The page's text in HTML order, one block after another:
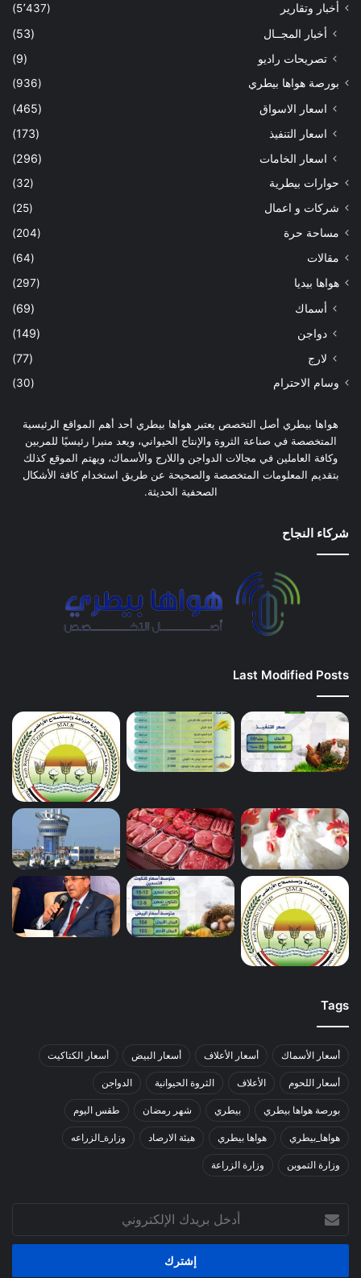
أخبار وتقارير
(5٬437)
أخبار المجــال
(53)
تصريحات راديو
(9)
بورصة هواها بيطري (936)
اسعار الاسواق
(465)
اسعار التنفيذ
(173)
اسعار الخامات
(296)
حوارات بيطرية
(32)
شركات و اعمال
(25)
مساحة حرة
(204)
مقالات
(64)
هواها بيديا
(297)
أسماك
(69)
دواجن
(149)
لارج
(77)
وسام الاحترام (30)
هواها بيطري أصل التخصص يعتبر هواها بيطري أحد أهم المواقع الرئيسية
المتخصصة في صناعة الثروة والإنتاج الحيواني، ويعد منبرا رئيسيًا للمربين
وكافة العاملين في مجالات الدواجن واللارج والأسماك، ويهتم الموقع كذلك
بتقديم المعلومات المتخصصة والصحيحة عن طريق استخدام كافة الأشكال
الصحفية الحديثة.
شركاء النجاح
Last Modified Posts
Tags
أسعار الأسماك أسعار الأعلاف أسعار البيض أسعار الكتاكيت
أسعار اللحوم الأعلاف الثروة الحيوانية الدواجن
بورصة هواها بيطري بيطري شهر رمضان طقس اليوم
هواها_بيطري هواها بيطري هيئة الارصاد وزارة_الزراعه
وزارة التموين وزارة الزراعة
بريدك
الإلكتروني